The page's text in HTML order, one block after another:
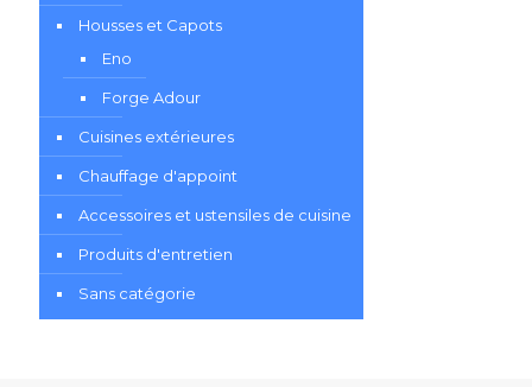
Housses et Capots
Eno
Forge Adour
Cuisines extérieures
Chauffage d'appoint
Accessoires et ustensiles de cuisine
Produits d'entretien
Sans catégorie